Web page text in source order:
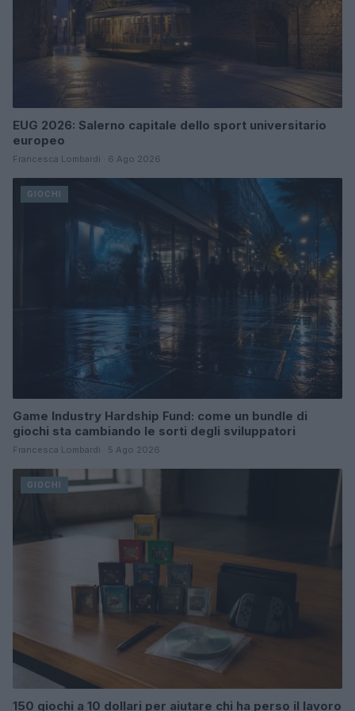
EUG 2026: Salerno capitale dello sport universitario
europeo
Francesca Lombardi · 6 Ago 2026
GIOCHI
Game Industry Hardship Fund: come un bundle di
giochi sta cambiando le sorti degli sviluppatori
Francesca Lombardi · 5 Ago 2026
GIOCHI
150 giochi a 10 dollari per aiutare chi ha perso il lavoro